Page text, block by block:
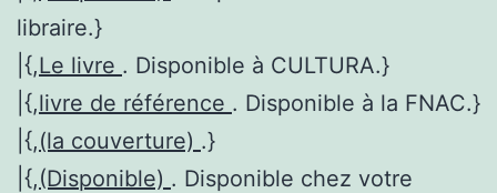
libraire.}
|{,Le livre . Disponible à CULTURA.}
|{,livre de référence . Disponible à la FNAC.}
|{,(la couverture) .}
|{,(Disponible) . Disponible chez votre